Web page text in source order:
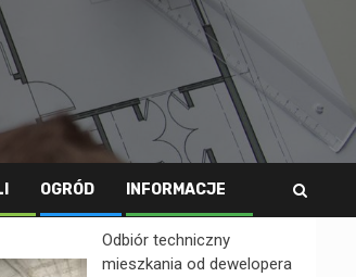
OGRÓD INFORMACJE
Odbiór techniczny
mieszkania od dewelopera